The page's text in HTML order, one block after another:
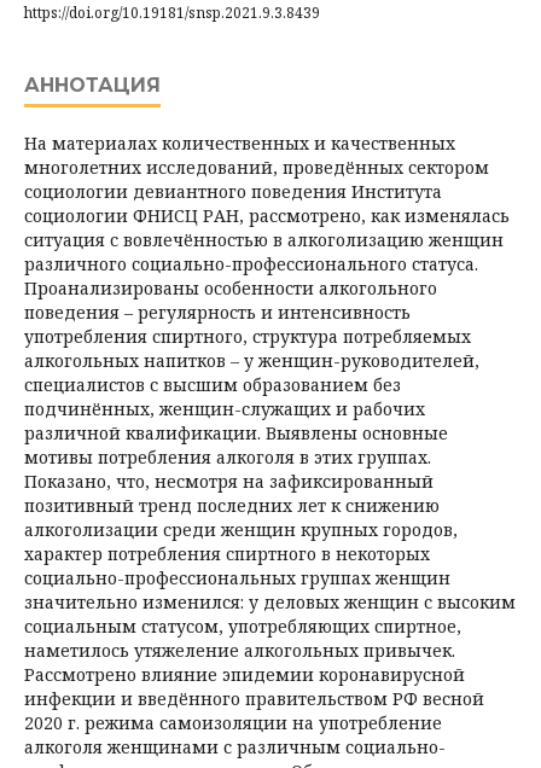
https://doi.org/10.19181/snsp.2021.9.3.8439
АННОТАЦИЯ
На материалах количественных и качественных
многолетних исследований, проведённых сектором
социологии девиантного поведения Института
социологии ФНИСЦ РАН, рассмотрено, как изменялась
ситуация с вовлечённостью в алкоголизацию женщин
различного социально-профессионального статуса.
Проанализированы особенности алкогольного
поведения – регулярность и интенсивность
употребления спиртного, структура потребляемых
алкогольных напитков – у женщин-руководителей,
специалистов с высшим образованием без
подчинённых, женщин-служащих и рабочих
различной квалификации. Выявлены основные
мотивы потребления алкоголя в этих группах.
Показано, что, несмотря на зафиксированный
позитивный тренд последних лет к снижению
алкоголизации среди женщин крупных городов,
характер потребления спиртного в некоторых
социально-профессиональных группах женщин
значительно изменился: у деловых женщин с высоким
социальным статусом, употребляющих спиртное,
наметилось утяжеление алкогольных привычек.
Рассмотрено влияние эпидемии коронавирусной
инфекции и введённого правительством РФ весной
2020 г. режима самоизоляции на употребление
алкоголя женщинами с различным социально-